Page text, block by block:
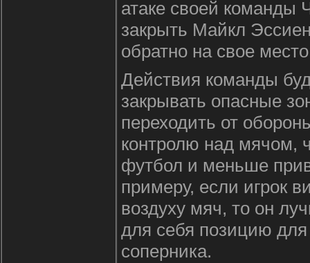
атаке своей команды
закрыть Майкл
обратно на свое
Действия команды
закрывать опасные
переходить от
контролю над мячом,
футбол и меньше
примеру, если игрок
воздуху мяч, то он
для себя позицию
соперника.